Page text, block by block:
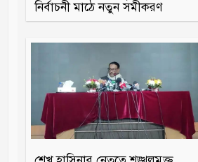
নির্বাচনী মাঠে নতুন সমীকরণ